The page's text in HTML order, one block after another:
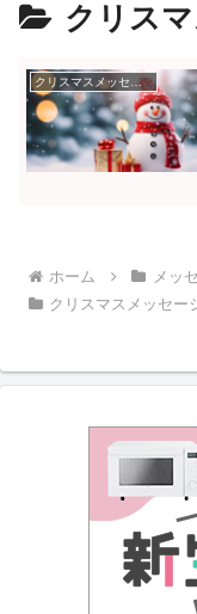
クリス
クリスマスメッセージ彼氏
ホーム メッ
クリスマスメッセー